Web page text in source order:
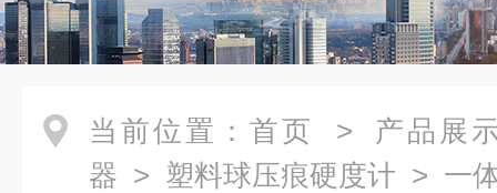
当前位置： 首页 > 产品展
器 > 塑料球压痕硬度计 > 一